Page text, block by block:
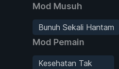
Mod Musuh
Bunuh Sekali Hantam
Mod Pemain
Kesehatan Tak